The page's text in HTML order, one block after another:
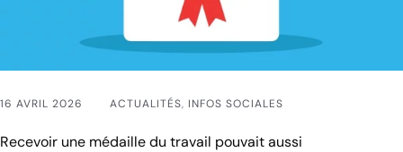
16 AVRIL 2026 ACTUALITÉS, INFOS SOCIALES
Recevoir une médaille du travail pouvait aussi